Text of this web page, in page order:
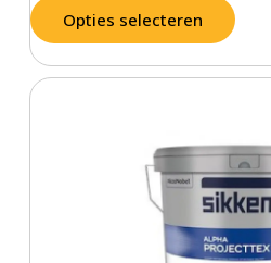
Opties selecteren